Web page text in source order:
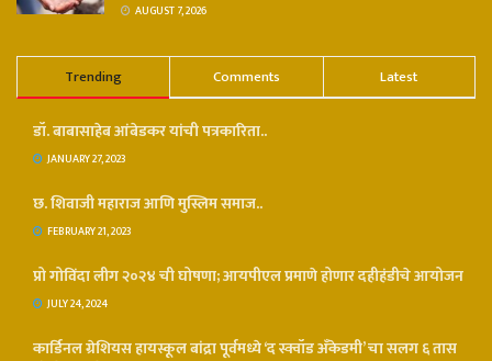
AUGUST 7, 2026
Trending Comments Latest
डॉ. बाबासाहेब आंबेडकर यांची पत्रकारिता..
JANUARY 27, 2023
छ. शिवाजी महाराज आणि मुस्लिम समाज..
FEBRUARY 21, 2023
प्रो गोविंदा लीग २०२४ ची घोषणा; आयपीएल प्रमाणे होणार दहीहंडीचे आयोजन
JULY 24, 2024
कार्डिनल ग्रेशियस हायस्कूल बांद्रा पूर्वमध्ये ‘द स्क्वॉड अँकेडमी’ चा सलग ६ तास